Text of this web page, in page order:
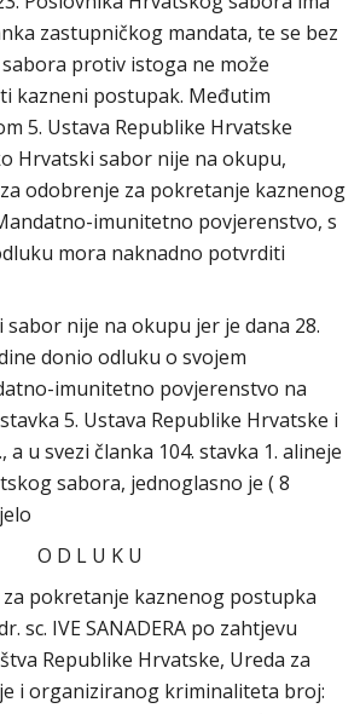
zastupničkog mandata, te se bez
protiv istoga ne može
kazneni postupak. Međutim
5. Ustava Republike Hrvatske
Hrvatski sabor nije na okupu,
odobrenje za pokretanje kaznenog
imunitetno povjerenstvo, s
mora naknadno potvrditi
sabor nije na okupu jer je dana 28.
donio odluku o svojem
imunitetno povjerenstvo na
5. Ustava Republike Hrvatske i
a u svezi članka 104. stavka 1. alineje
sabora, jednoglasno je ( 8
O D L U K U
pokretanje kaznenog postupka
sc. IVE SANADERA po zahtjevu
Republike Hrvatske, Ureda za
i organiziranog kriminaliteta broj: